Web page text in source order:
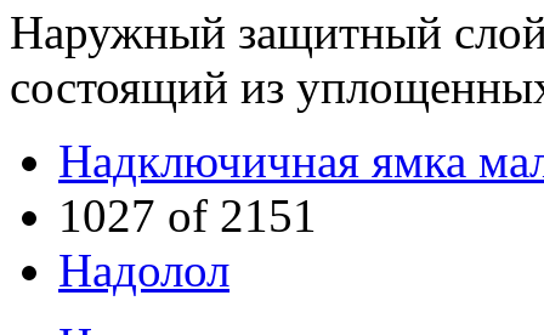
Наружный защитный
состоящий из
Надключичная ямка
1027 of 2151
Надолол